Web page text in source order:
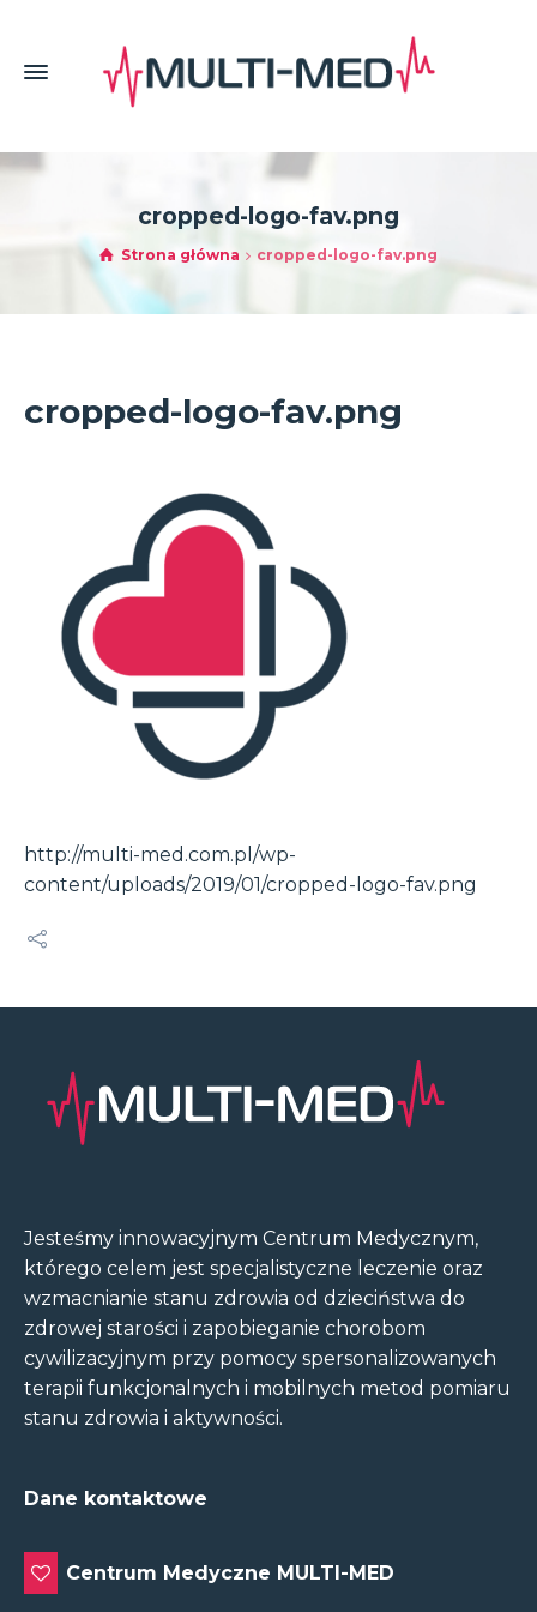
cropped-logo-fav.png
Strona główna cropped-logo-fav.png
cropped-logo-fav.png
http://multi-med.com.pl/wp-
content/uploads/2019/01/cropped-logo-fav.png
Jesteśmy innowacyjnym Centrum Medycznym,
którego celem jest specjalistyczne leczenie oraz
wzmacnianie stanu zdrowia od dzieciństwa do
zdrowej starości i zapobieganie chorobom
cywilizacyjnym przy pomocy spersonalizowanych
terapii funkcjonalnych i mobilnych metod pomiaru
stanu zdrowia i aktywności.
Dane kontaktowe
Centrum Medyczne MULTI-MED